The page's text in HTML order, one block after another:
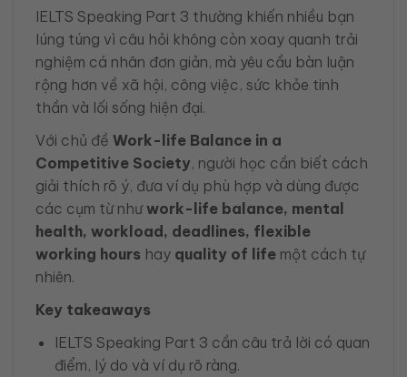
IELTS Speaking Part 3 thường khiến nhiều bạn
lúng túng vì câu hỏi không còn xoay quanh trải
nghiệm cá nhân đơn giản, mà yêu cầu bàn luận
rộng hơn về xã hội, công việc, sức khỏe tinh
thần và lối sống hiện đại.
Với chủ đề Work-life Balance in a
Competitive Society, người học cần biết cách
giải thích rõ ý, đưa ví dụ phù hợp và dùng được
các cụm từ nhưwork-life balance, mental
health, workload, deadlines, flexible
working hours hay quality of life một cách tự
nhiên.
Key takeaways
IELTS Speaking Part 3 cần câu trả lời có quan
điểm, lý do và ví dụ rõ ràng.